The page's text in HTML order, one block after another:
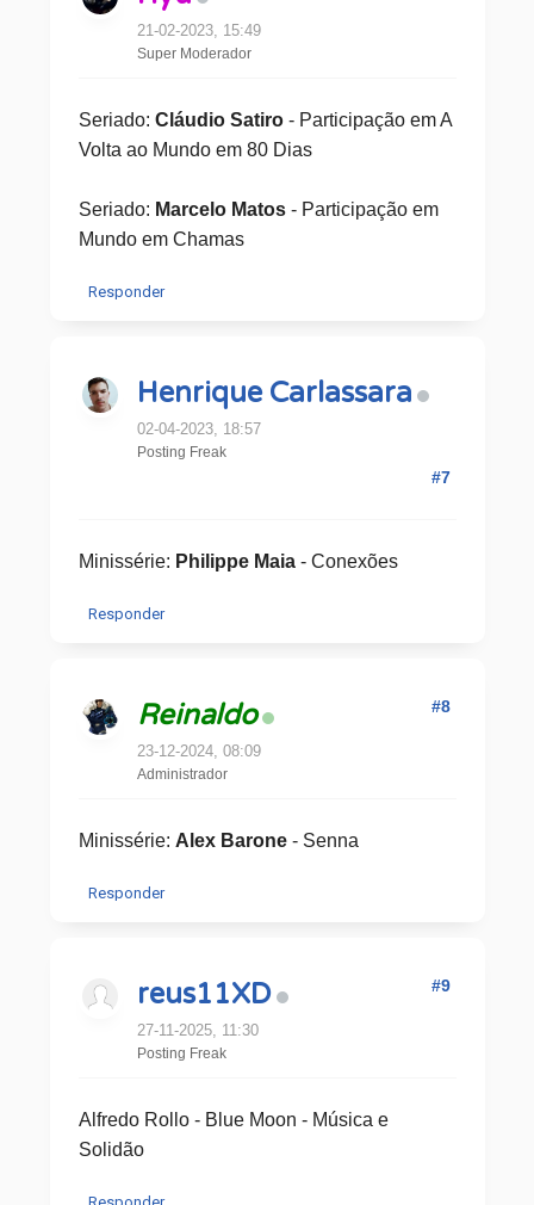
21-02-2023, 15:49
Super Moderador
Seriado: Cláudio Satiro- Participação em A
Volta ao Mundo em 80 Dias
Seriado: Marcelo Matos- Participação em
Mundo em Chamas
Responder
Henrique Carlassara
02-04-2023, 18:57
Posting Freak
#7
Minissérie: ​Philippe Maia- Conexões
Responder
Reinaldo
23-12-2024, 08:09
Administrador
#8
Minissérie: Alex Barone- Senna
Responder
reus11XD
27-11-2025, 11:30
Posting Freak
#9
Alfredo Rollo - Blue Moon - Música e
Solidão